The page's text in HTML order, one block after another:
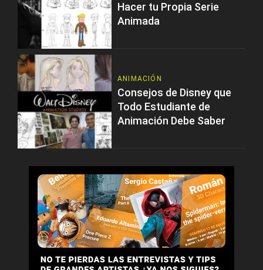
Hacer tu Propia Serie
Animada
ANIMACIÓN
Consejos de Disney que
Todo Estudiante de
Animación Debe Saber